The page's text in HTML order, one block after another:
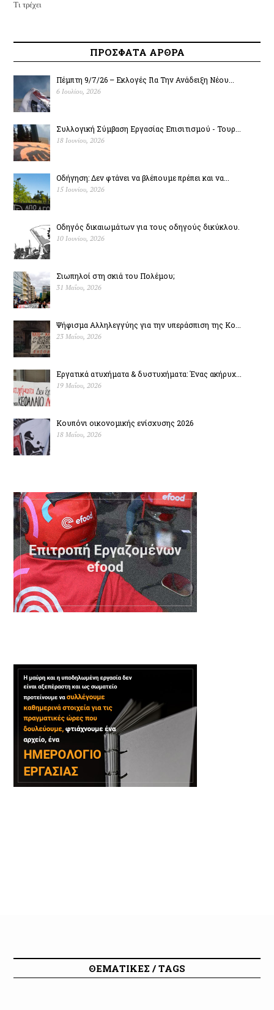
Τι τρέχει
ΠΡΟΣΦΑΤΑ ΑΡΘΡΑ
Πέμπτη 9/7/26 – Εκλογές Για Την Ανάδειξη Νέου...
6 Ιουλίου, 2026
Συλλογική Σύμβαση Εργασίας Επισιτισμού - Τουρ...
18 Ιουνίου, 2026
Οδήγηση: Δεν φτάνει να βλέπουμε πρέπει και να...
15 Ιουνίου, 2026
Οδηγός δικαιωμάτων για τους οδηγούς δικύκλου.
10 Ιουνίου, 2026
Σιωπηλοί στη σκιά του Πολέµου;
31 Μαΐου, 2026
Ψήφισμα Αλληλεγγύης για την υπεράσπιση της Κο...
23 Μαΐου, 2026
Εργατικά ατυχήματα & δυστυχήµατα: Ένας ακήρυχ...
19 Μαΐου, 2026
Κουπόνι οικονομικής ενίσχυσης 2026
18 Μαΐου, 2026
ΘΕΜΑΤΙΚΕΣ / TAGS